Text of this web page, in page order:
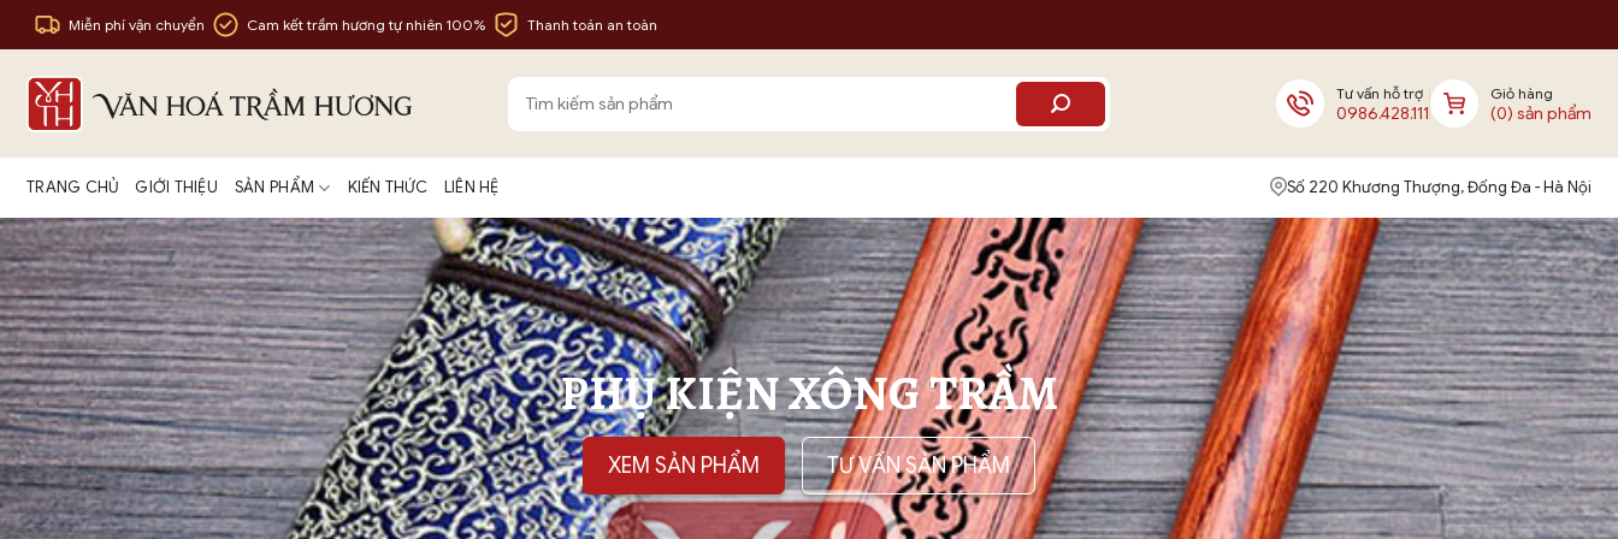
qua
dung
Miễn phí vận chuyển Cam kết trầm hương tự nhiên 100% Thanh toán an toàn
kiếm:
Tư vấn hỗ trợ
0986.428.111
Giỏ hàng
(0) sản phẩm
TRANG CHỦ GIỚI THIỆU SẢN PHẨM KIẾN THỨC LIÊN HỆ Số 220 Khương Thượng, Đống Đa - Hà Nội
PHỤ KIỆN XÔNG TRẦM
XEM SẢN PHẨM TƯ VẤN SẢN PHẨM